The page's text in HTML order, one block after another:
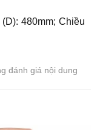
480mm; Chiều
đánh giá nội dung